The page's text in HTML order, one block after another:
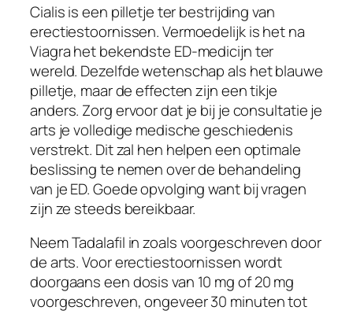
Cialis is een pilletje ter bestrijding van
erectiestoornissen. Vermoedelijk is het na
Viagra het bekendste ED-medicijn ter
wereld. Dezelfde wetenschap als het blauwe
pilletje, maar de effecten zijn een tikje
anders. Zorg ervoor dat je bij je consultatie je
arts je volledige medische geschiedenis
verstrekt. Dit zal hen helpen een optimale
beslissing te nemen over de behandeling
van je ED. Goede opvolging want bij vragen
zijn ze steeds bereikbaar.
Neem Tadalafil in zoals voorgeschreven door
de arts. Voor erectiestoornissen wordt
doorgaans een dosis van 10 mg of 20 mg
voorgeschreven, ongeveer 30 minuten tot